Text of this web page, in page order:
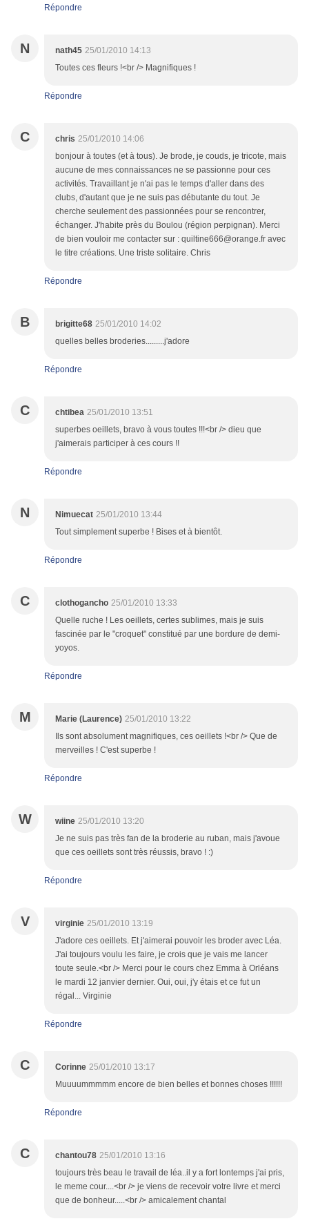
Répondre
N nath45 25/01/2010 14:13
Toutes ces fleurs !<br /> Magnifiques !
Répondre
C chris 25/01/2010 14:06
bonjour à toutes (et à tous). Je brode, je couds, je tricote, mais
aucune de mes connaissances ne se passionne pour ces
activités. Travaillant je n'ai pas le temps d'aller dans des
clubs, d'autant que je ne suis pas débutante du tout. Je
cherche seulement des passionnées pour se rencontrer,
échanger. J'habite près du Boulou (région perpignan). Merci
de bien vouloir me contacter sur : quiltine666@orange.fr avec
le titre créations. Une triste solitaire. Chris
Répondre
B brigitte68 25/01/2010 14:02
quelles belles broderies.........j'adore
Répondre
C chtibea 25/01/2010 13:51
superbes oeillets, bravo à vous toutes !!!<br /> dieu que
j'aimerais participer à ces cours !!
Répondre
N Nimuecat 25/01/2010 13:44
Tout simplement superbe ! Bises et à bientôt.
Répondre
C clothogancho 25/01/2010 13:33
Quelle ruche ! Les oeillets, certes sublimes, mais je suis
fascinée par le "croquet" constitué par une bordure de demi-
yoyos.
Répondre
M Marie (Laurence) 25/01/2010 13:22
Ils sont absolument magnifiques, ces oeillets !<br /> Que de
merveilles ! C'est superbe !
Répondre
W wiine 25/01/2010 13:20
Je ne suis pas très fan de la broderie au ruban, mais j'avoue
que ces oeillets sont très réussis, bravo ! :)
Répondre
V virginie 25/01/2010 13:19
J'adore ces oeillets. Et j'aimerai pouvoir les broder avec Léa.
J'ai toujours voulu les faire, je crois que je vais me lancer
toute seule.<br /> Merci pour le cours chez Emma à Orléans
le mardi 12 janvier dernier. Oui, oui, j'y étais et ce fut un
régal... Virginie
Répondre
C Corinne 25/01/2010 13:17
Muuuummmmm encore de bien belles et bonnes choses !!!!!!
Répondre
C chantou78 25/01/2010 13:16
toujours très beau le travail de léa..il y a fort lontemps j'ai pris,
le meme cour....<br /> je viens de recevoir votre livre et merci
que de bonheur.....<br /> amicalement chantal